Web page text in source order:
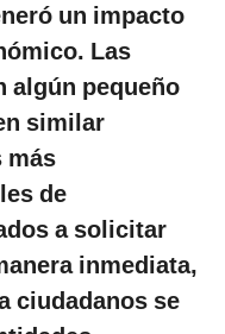
un impacto
Las
algún pequeño
similar
más
de
a solicitar
inmediata,
ciudadanos se